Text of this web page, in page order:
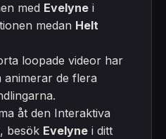
med Evelyne i
medan Helt
loopade videor har
animerar de flera
åt den Interaktiva
besök Evelyne i ditt